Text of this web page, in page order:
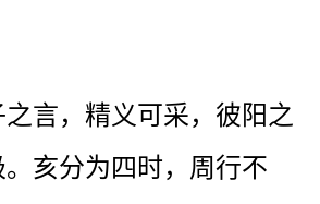
言，精义可采，彼阳之
亥分为四时，周行不